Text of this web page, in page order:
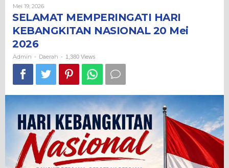
NASIONAL
Mei
Mei 19, 2026Oleh
SELAMAT MEMPERINGATI HARI
KEBANGKITAN NASIONAL 20 Mei
2026
Admin - Daerah - 1,380 Views